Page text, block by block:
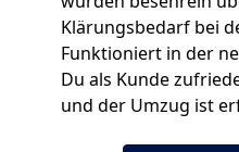
Klärungsbedarf bei
Funktioniert in der
Du als Kunde
und der Umzug ist